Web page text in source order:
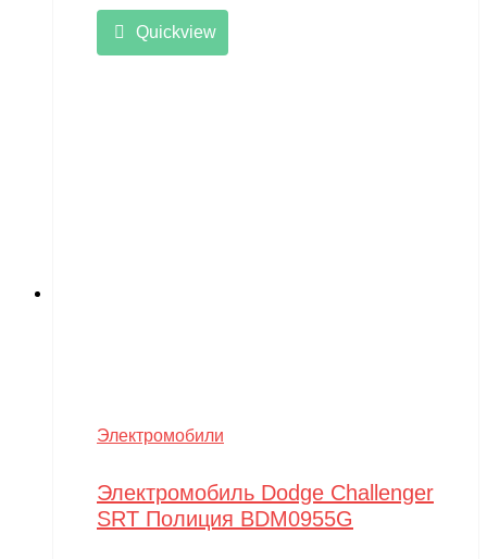
Quickview
Электромобили
Электромобиль Dodge Challenger
SRT Полиция BDM0955G